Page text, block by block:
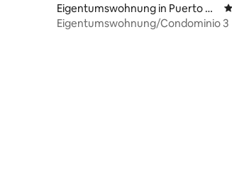
Eigentumswohnung in Puerto Vi
ejo de Talamanca
Eigentumswohnung/Condominio 3